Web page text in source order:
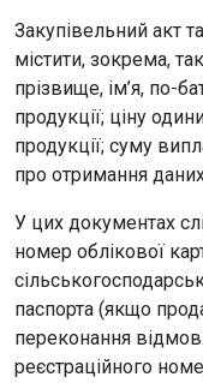
Закупівельний акт
містити, зокрема,
прізвище, ім’я, по-
продукції; ціну
продукції; суму
про отримання
У цих документах
номер облікової
паспорта (якщо
переконання
реєстраційного